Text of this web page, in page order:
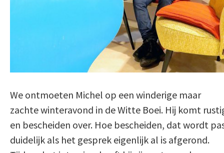
We ontmoeten Michel op een winderige maar
zachte winteravond in de Witte Boei. Hij komt
en bescheiden over. Hoe bescheiden, dat wordt
duidelijk als het gesprek eigenlijk al is afgerond.